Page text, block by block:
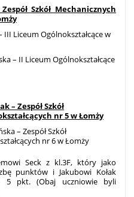
Szkół Mechanicznych
III Liceum Ogólnokształcące w
– II Liceum Ogólnokształcące
– Zespół Szkół
nr 5 w Łomży
– Zespół Szkół
nr 6 w Łomży
Seck z kl.3F, który jako
punktów i Jakubowi Kołak
5 pkt. (Obaj uczniowie byli